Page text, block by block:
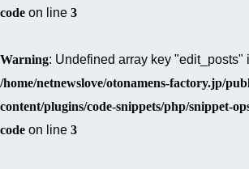
code on line 3
Warning: Undefined array key "edit_posts"
/home/netnewslove/otonamens-factory.jp/
content/plugins/code-snippets/php/snippet-
code on line 3